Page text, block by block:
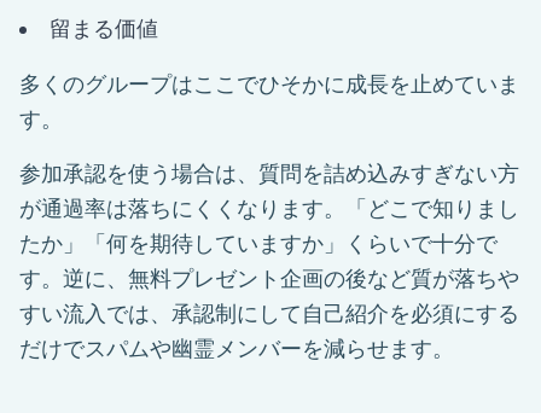
留まる価値
多くのグループはここでひそかに成長を止めていま
す。
参加承認を使う場合は、質問を詰め込みすぎない方
が通過率は落ちにくくなります。「どこで知りまし
たか」「何を期待していますか」くらいで十分で
す。逆に、無料プレゼント企画の後など質が落ちや
すい流入では、承認制にして自己紹介を必須にする
だけでスパムや幽霊メンバーを減らせます。